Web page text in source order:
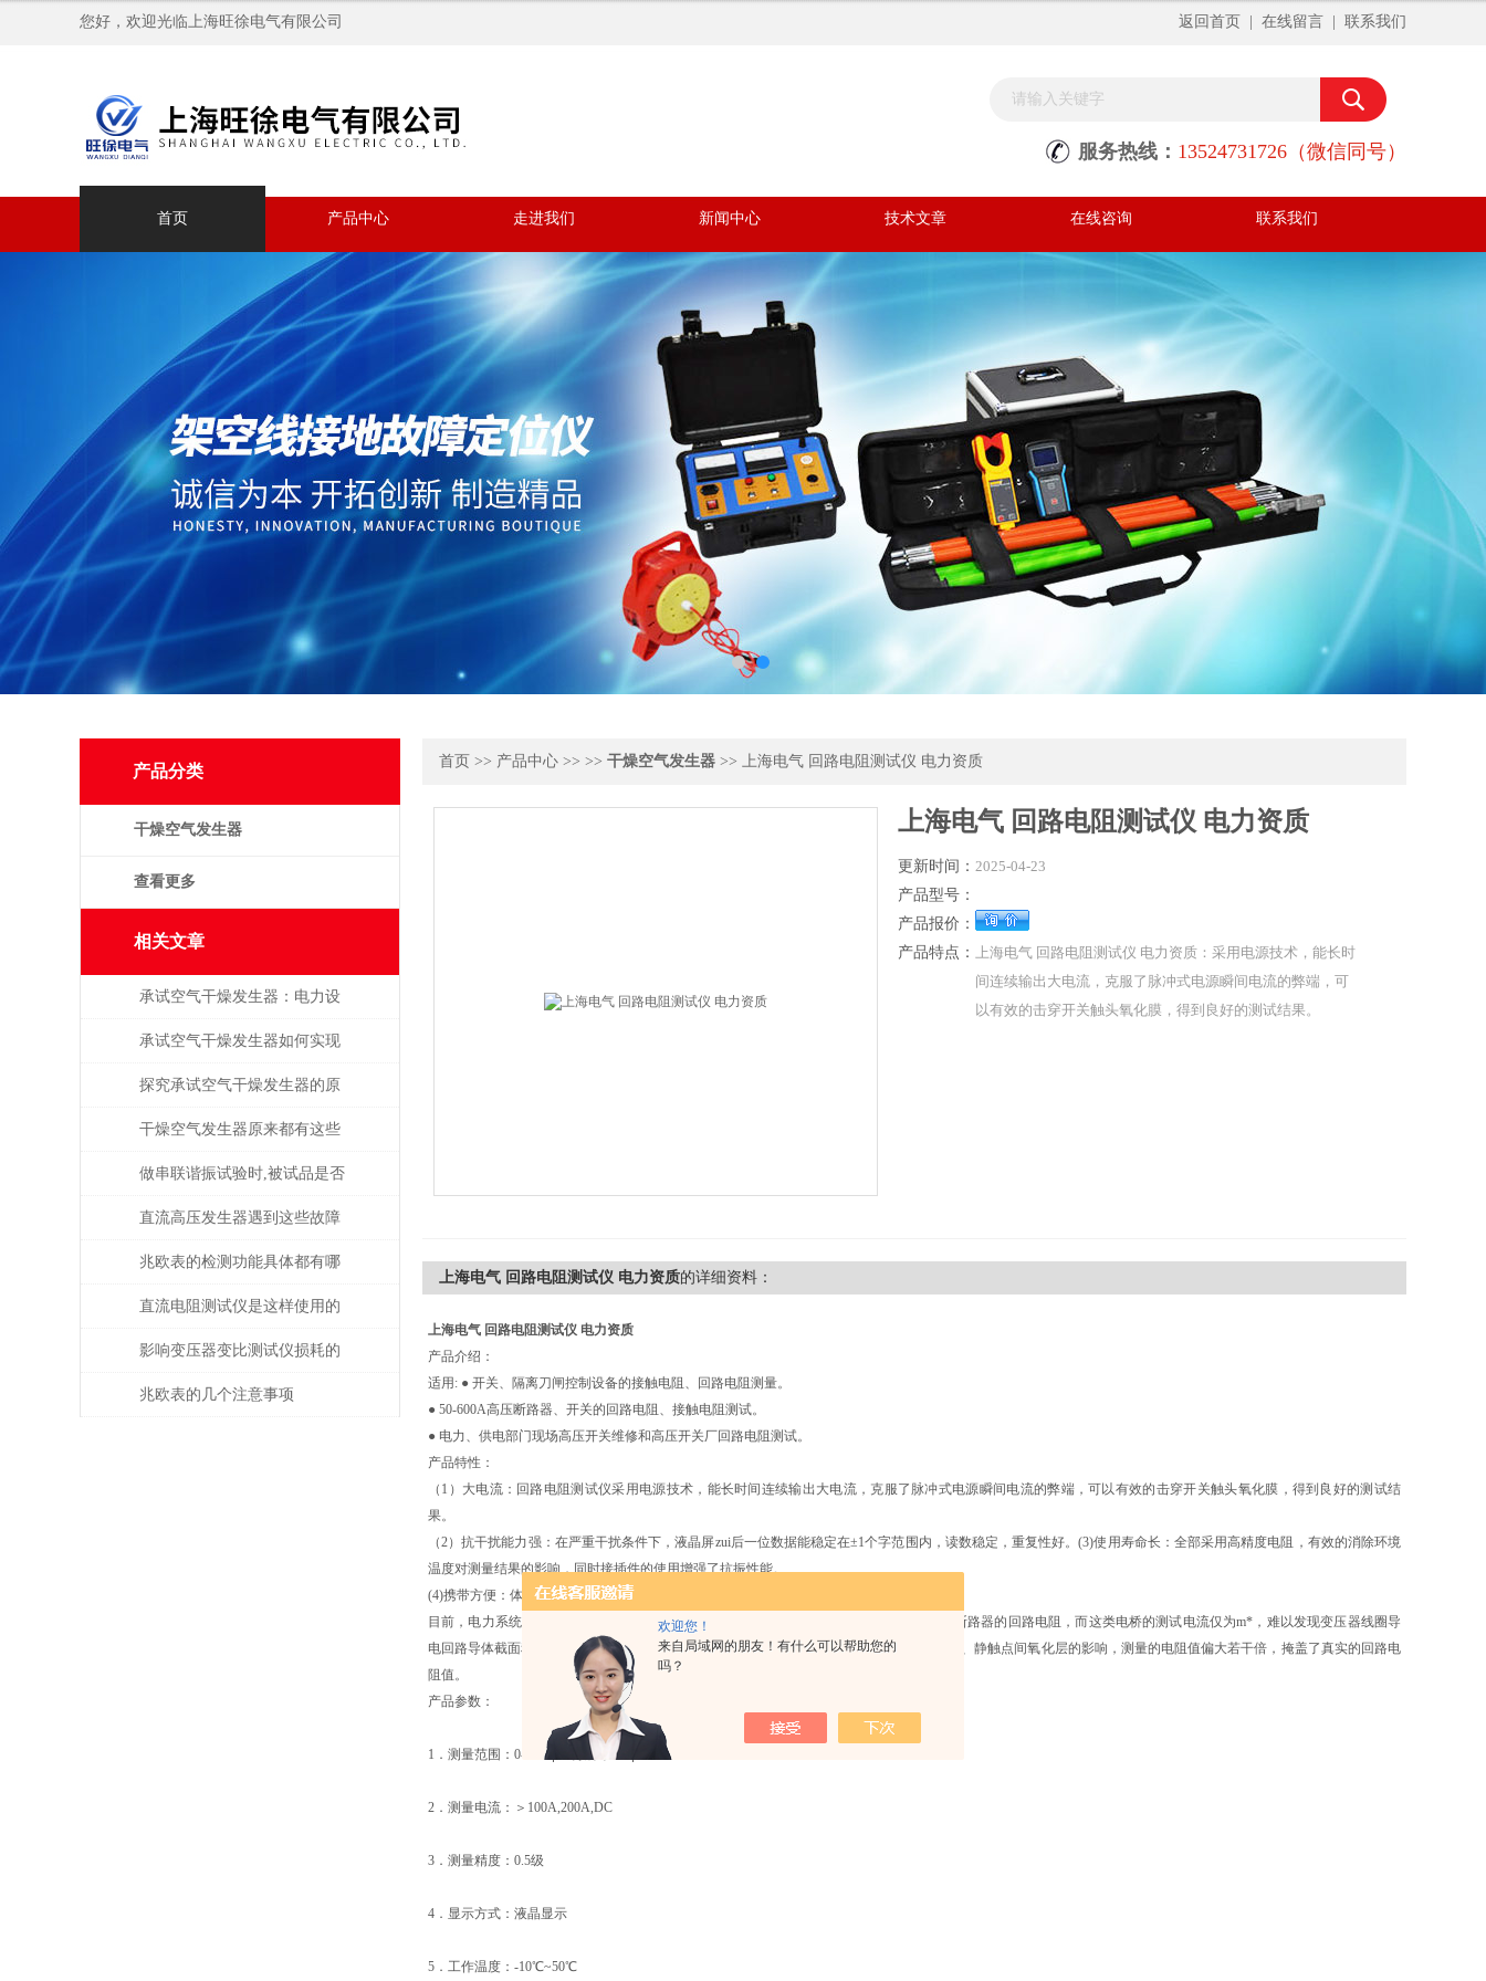
欢迎您！
来自局域网的朋友！有什么可以帮助您的
吗？
您好，欢迎光临上海旺徐电气有限公司 返回首页 在线留言 联系我们
服务热线： 13524731726（微信同号）
首页 产品中心 走进我们 新闻中心 技术文章 在线咨询 联系我们
产品分类
干燥空气发生器
查看更多
相关文章
承试空气干燥发生器：电力设
备绝缘维护的守护者
承试空气干燥发生器如何实现
自动化控制？
探究承试空气干燥发生器的原
理与应用
干燥空气发生器原来都有这些
性能和特点
做串联谐振试验时,被试品是否
被击穿该如何判断？
直流高压发生器遇到这些故障
该如何处理？
兆欧表的检测功能具体都有哪
些？
直流电阻测试仪是这样使用的
吗？
影响变压器变比测试仪损耗的
主要因素是什么？
兆欧表的几个注意事项
首页 >> 产品中心 >> >> 干燥空气发生器 >> 上海电气 回路电阻测试仪 电力资质
上海电气 回路电阻测试仪 电力资质
更新时间： 2025-04-23
产品型号：
产品报价：
产品特点：
上海电气 回路电阻测试仪 电力资质：采用电源技术，能长时
间连续输出大电流，克服了脉冲式电源瞬间电流的弊端，可
以有效的击穿开关触头氧化膜，得到良好的测试结果。
上海电气 回路电阻测试仪 电力资质的详细资料：
上海电气 回路电阻测试仪 电力资质
产品介绍：
适用: ● 开关、隔离刀闸控制设备的接触电阻、回路电阻测量。
● 50-600A高压断路器、开关的回路电阻、接触电阻测试。
● 电力、供电部门现场高压开关维修和高压开关厂回路电阻测试。
产品特性：
（1）大电流：回路电阻测试仪采用电源技术，能长时间连续输出大电流，克服了脉冲式电源瞬间电流的弊端，可以有效的击穿开关触头氧化膜，得到良好的测试结
果。
（2）抗干扰能力强：在严重干扰条件下，液晶屏zui后一位数据能稳定在±1个字范围内，读数稳定，重复性好。(3)使用寿命长：全部采用高精度电阻，有效的消除环境
温度对测量结果的影响，同时接插件的使用增强了抗振性能。
(4)携带方便：体积小、重量轻。
目前，电力系统中普遍采用常规的QJ44型双臂直流电桥测量变压器线圈的直流电阻、高压断路器的回路电阻，而这类电桥的测试电流仅为m*，难以发现变压器线圈导
电回路导体截面积减少的缺陷。在测量高压开关导电回路的回路电阻时，由于受到油膜和动、静触点间氧化层的影响，测量的电阻值偏大若干倍，掩盖了真实的回路电
阻值。
产品参数：
1．测量范围：0-1999μΩ 分辨率：1μΩ
2．测量电流：＞100A,200A,DC
3．测量精度：0.5级
4．显示方式：液晶显示
5．工作温度：-10℃~50℃